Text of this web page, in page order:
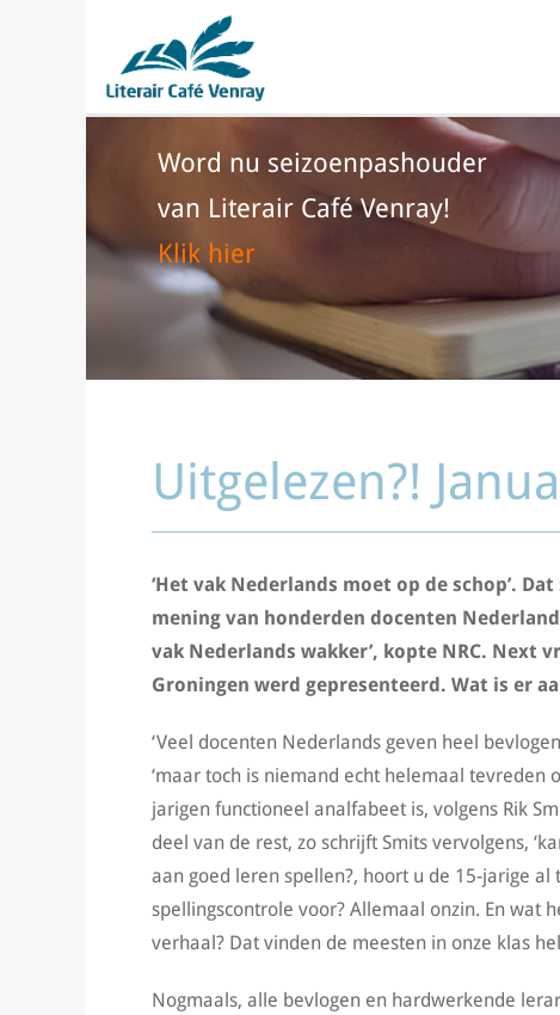
Word nu seizoenpashouder
van Literair Café Venray!
Klik hier
Uitgelezen?!
‘Het vak Nederlands moet op de schop’.
mening van honderden docenten
vak Nederlands wakker’, kopte NRC. Next
Groningen werd gepresenteerd. Wat is er
‘Veel docenten Nederlands geven heel
‘maar toch is niemand echt helemaal tevreden
jarigen functioneel analfabeet is, volgens Rik
deel van de rest, zo schrijft Smits vervolgens,
aan goed leren spellen?, hoort u de 15-jarige
spellingscontrole voor? Allemaal onzin. En wat
verhaal? Dat vinden de meesten in onze klas
Nogmaals, alle bevlogen en hardwerkende